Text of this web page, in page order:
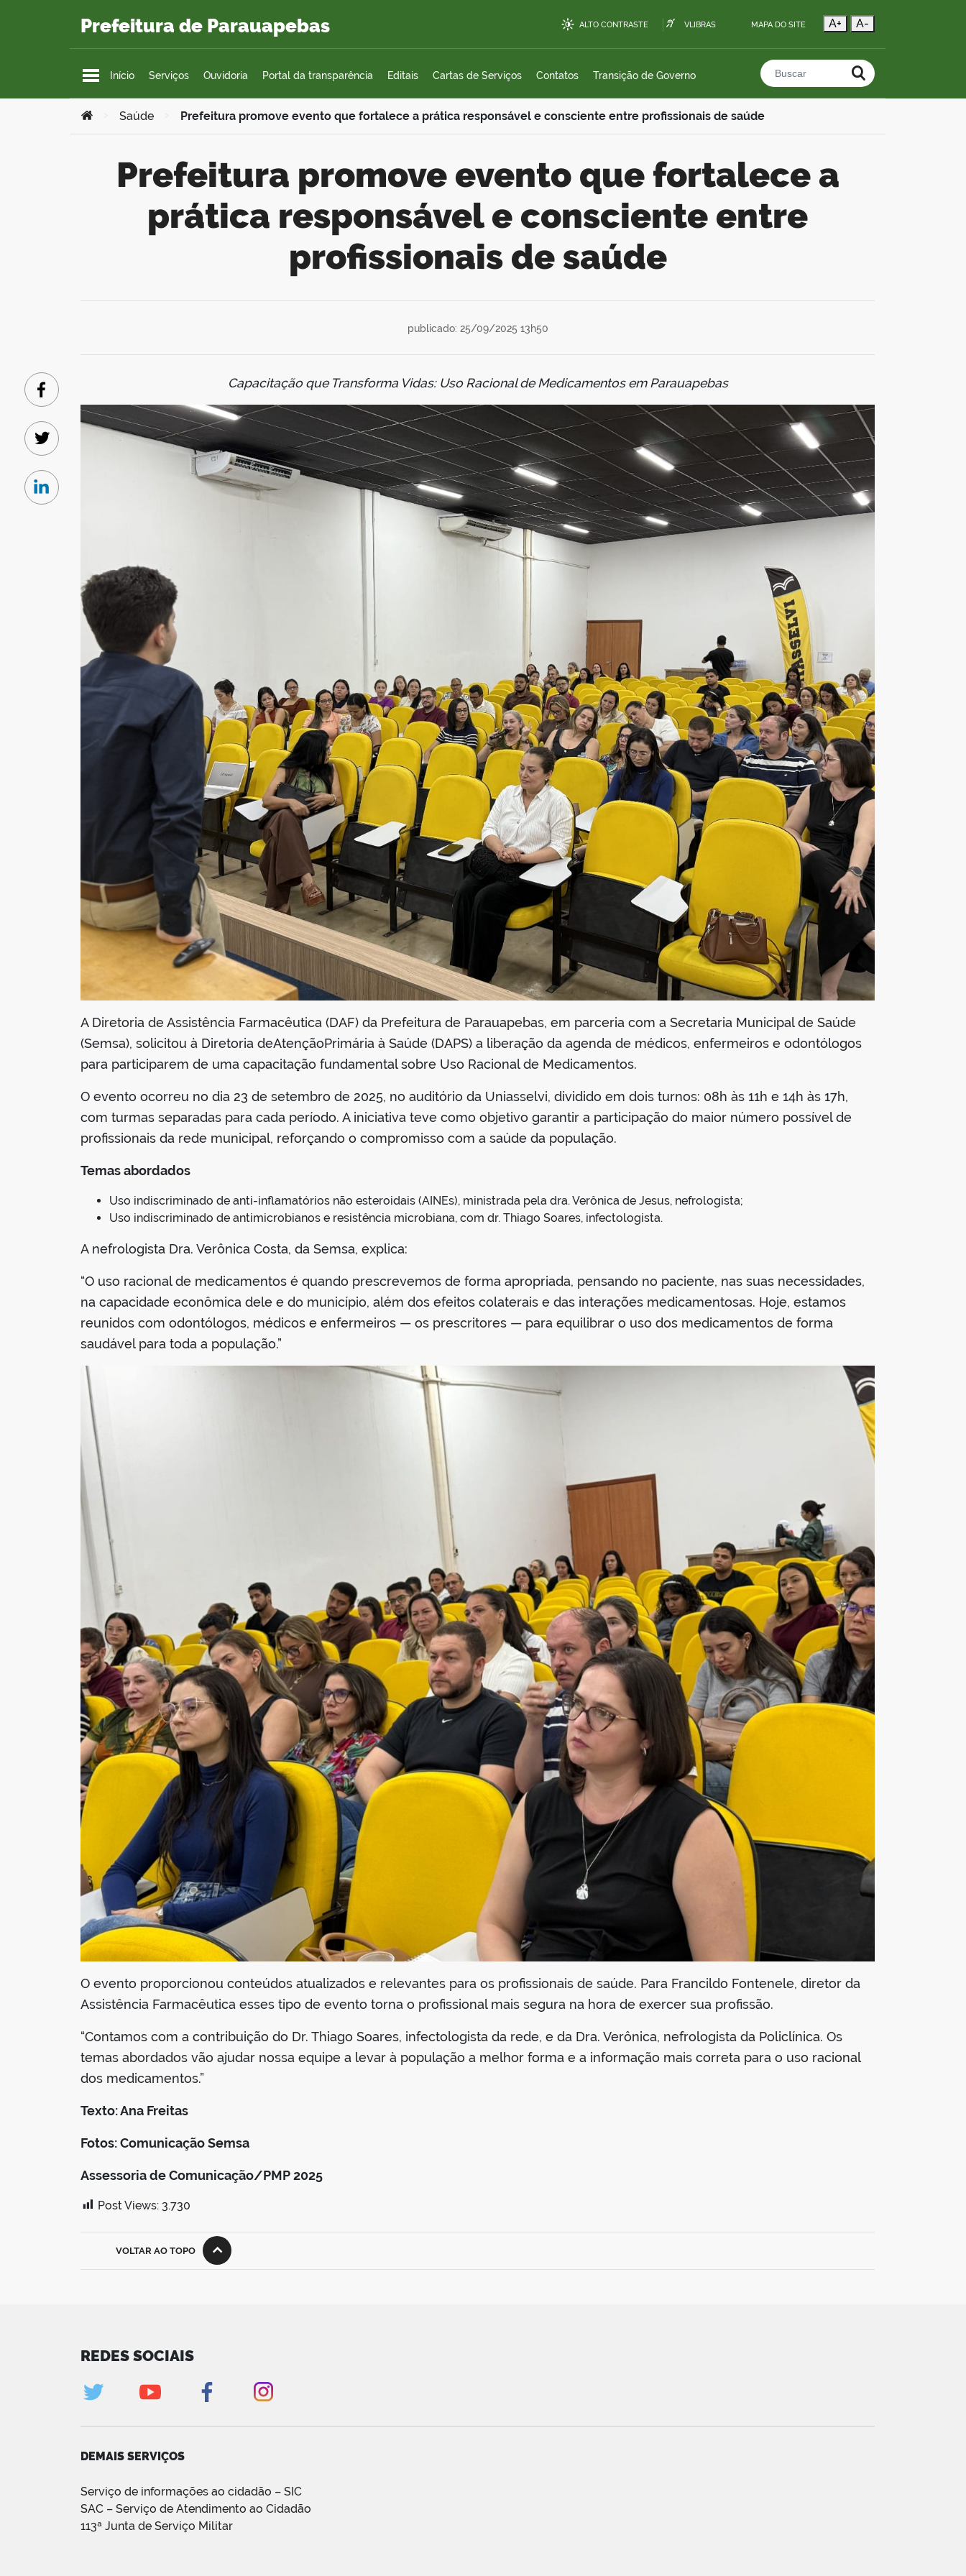
Prefeitura de Parauapebas ALTO CONTRASTE VLIBRAS MAPA DO SITE A+ A-
Início Serviços Ouvidoria Portal da transparência Editais Cartas de Serviços Contatos Transição de Governo Buscar no portal
Você está aqui:
Saúde Prefeitura promove evento que fortalece a prática responsável e consciente entre profissionais de saúde
Prefeitura promove evento que fortalece a
prática responsável e consciente entre
profissionais de saúde
publicado: 25/09/2025 13h50
Capacitação que Transforma Vidas: Uso Racional de Medicamentos em Parauapebas
A Diretoria de Assistência Farmacêutica (DAF) da Prefeitura de Parauapebas, em parceria com a Secretaria Municipal de Saúde
(Semsa), solicitou à Diretoria deAtençãoPrimária à Saúde (DAPS) a liberação da agenda de médicos, enfermeiros e odontólogos
para participarem de uma capacitação fundamental sobre Uso Racional de Medicamentos.
O evento ocorreu no dia 23 de setembro de 2025, no auditório da Uniasselvi, dividido em dois turnos: 08h às 11h e 14h às 17h,
com turmas separadas para cada período. A iniciativa teve como objetivo garantir a participação do maior número possível de
profissionais da rede municipal, reforçando o compromisso com a saúde da população.
Temas abordados
Uso indiscriminado de anti-inflamatórios não esteroidais (AINEs), ministrada pela dra. Verônica de Jesus, nefrologista;
Uso indiscriminado de antimicrobianos e resistência microbiana, com dr. Thiago Soares, infectologista.
A nefrologista Dra. Verônica Costa, da Semsa, explica:
“O uso racional de medicamentos é quando prescrevemos de forma apropriada, pensando no paciente, nas suas necessidades,
na capacidade econômica dele e do município, além dos efeitos colaterais e das interações medicamentosas. Hoje, estamos
reunidos com odontólogos, médicos e enfermeiros — os prescritores — para equilibrar o uso dos medicamentos de forma
saudável para toda a população.”
O evento proporcionou conteúdos atualizados e relevantes para os profissionais de saúde. Para Francildo Fontenele, diretor da
Assistência Farmacêutica esses tipo de evento torna o profissional mais segura na hora de exercer sua profissão.
“Contamos com a contribuição do Dr. Thiago Soares, infectologista da rede, e da Dra. Verônica, nefrologista da Policlínica. Os
temas abordados vão ajudar nossa equipe a levar à população a melhor forma e a informação mais correta para o uso racional
dos medicamentos.”
Texto: Ana Freitas
Fotos: Comunicação Semsa
Assessoria de Comunicação/PMP 2025
Facebook
Twitter
Linkedin
Post Views: 3.730
VOLTAR AO TOPO
REDES SOCIAIS
DEMAIS SERVIÇOS
Serviço de informações ao cidadão – SIC
SAC – Serviço de Atendimento ao Cidadão
113ª Junta de Serviço Militar